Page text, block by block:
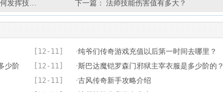
发挥技… 下一篇： 法师技能伤害值有多大？
[12-11] ·纯爷们传奇游戏充值以后第一时间去哪里？
[12-11]
少阶
·斯巴达魔铠罗森门邪狱主宰衣服是多少阶的？
[12-11]
·古风传奇新手攻略介绍